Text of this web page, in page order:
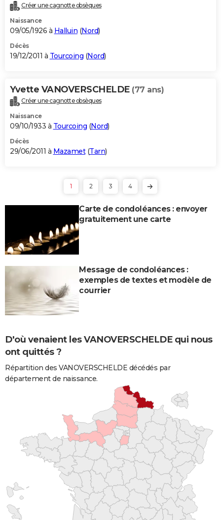
Créer une cagnotte obsèques
Naissance
09/05/1926 à Halluin (Nord)
Décès
19/12/2011 à Tourcoing (Nord)
Yvette VANOVERSCHELDE (77 ans)
Créer une cagnotte obsèques
Naissance
09/10/1933 à Tourcoing (Nord)
Décès
29/06/2011 à Mazamet(Tarn)
1 2 3 4
Carte de condoléances : envoyer
gratuitement une carte
Message de condoléances :
exemples de textes et modèle de
courrier
D'où venaient les VANOVERSCHELDE qui nous
ont quittés ?
Répartition des VANOVERSCHELDE décédés par
département de naissance.